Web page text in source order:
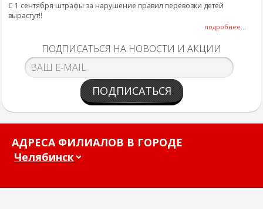
С 1 сентября штрафы за нарушение правил перевозки детей
вырастут!!
подробнее...
ПОДПИСАТЬСЯ НА НОВОСТИ И АКЦИИ
ПОДПИСАТЬСЯ
АДРЕСА ФИЛИАЛОВ В ГОРОДЕ